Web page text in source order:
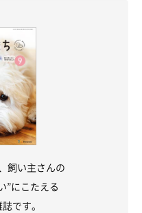
飼い主さんの
”にこたえる
です。